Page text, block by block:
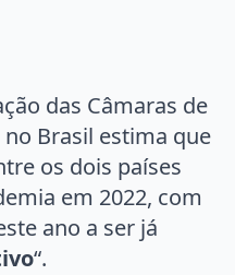
das Câmaras de
Brasil estima que
os dois países
em 2022, com
ano a ser já
“.